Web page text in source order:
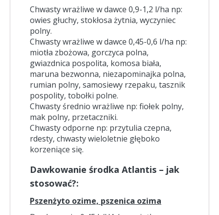
Chwasty wrażliwe w dawce 0,9-1,2 l/ha np:
owies głuchy, stokłosa żytnia, wyczyniec
polny.
Chwasty wrażliwe w dawce 0,45-0,6 l/ha np:
miotła zbożowa, gorczyca polna,
gwiazdnica pospolita, komosa biała,
maruna bezwonna, niezapominajka polna,
rumian polny, samosiewy rzepaku, tasznik
pospolity, tobołki polne.
Chwasty średnio wrażliwe np: fiołek polny,
mak polny, przetaczniki.
Chwasty odporne np: przytulia czepna,
rdesty, chwasty wieloletnie głęboko
korzeniące się.
Dawkowanie środka Atlantis – jak
stosować?:
Pszenżyto ozime, pszenica ozima